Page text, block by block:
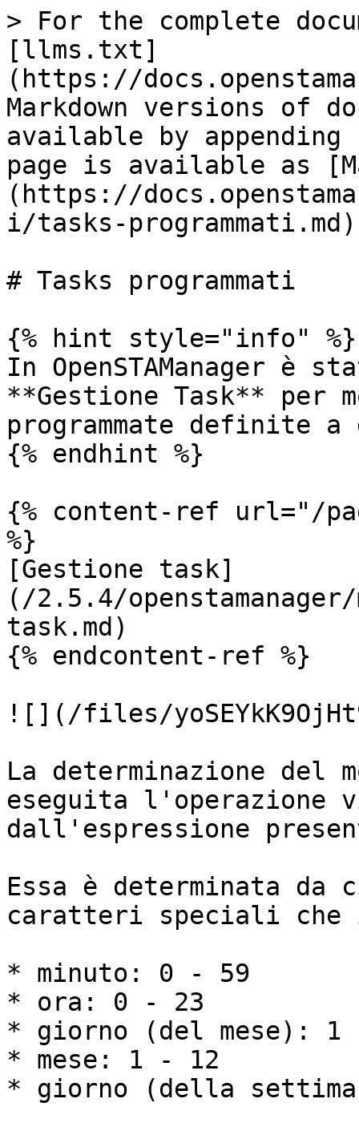
> For the complete
[llms.txt]
(https://
Markdown versions of
available by
page is available as
(https://
i/tasks-
# Tasks programmati
{% hint style="info" %}
In OpenSTAManager è
**Gestione Task** per
programmate definite
{% endhint %}
{% content-ref url="/
%}
[Gestione task]
(/2.5.4/
task.md)
{% endcontent-ref %}
![](/files/
La determinazione del
eseguita l'operazione
dall'espressione
Essa è determinata da
caratteri speciali che
* minuto: 0 - 59
* ora: 0 - 23
* giorno (del mese): 1
* mese: 1 - 12
* giorno (della